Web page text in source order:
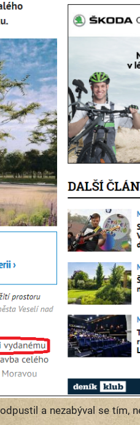
a nezabýval se tím,